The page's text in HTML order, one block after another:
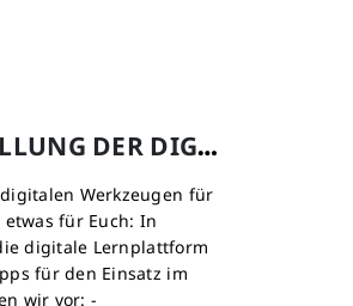
WEBINAR ZUR VORSTELLUNG DER DIGITALEN LERNPLATTFORM BRAINYOO
Werkzeugen für
für Euch: In
digitale Lernplattform
für den Einsatz im
wir vor: -